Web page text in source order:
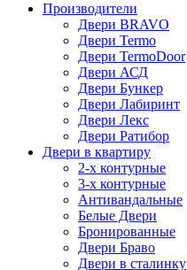
Производители
Двери BRAVO
Двери Termo
Двери TermoDoor
Двери АСД
Двери Бункер
Двери Лабиринт
Двери Лекс
Двери Ратибор
Двери в квартиру
2-х контурные
3-х контурные
Антивандальные
Белые Двери
Бронированные
Двери Браво
Двери в сталинку